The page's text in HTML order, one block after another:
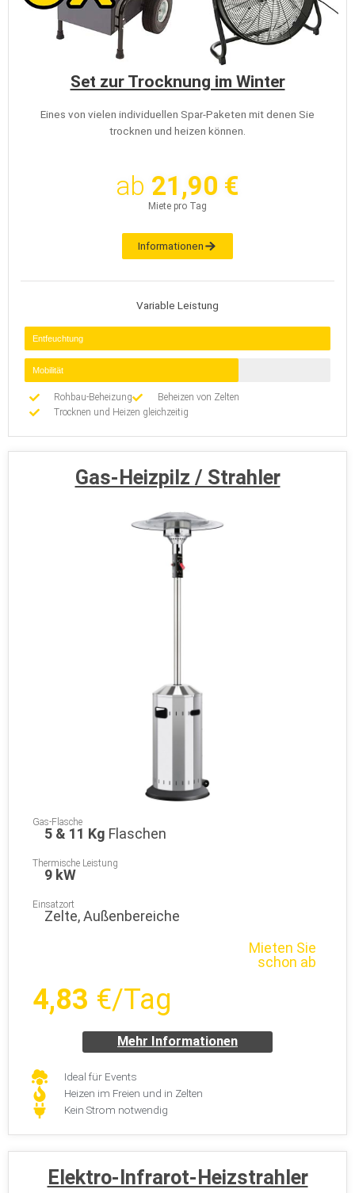
Set zur Trocknung im Winter
Eines von vielen individuellen Spar-Paketen mit denen Sie
trocknen und heizen können.
ab 21,90 €
Miete pro Tag
Informationen
Variable Leistung
Entfeuchtung
Mobilität
Rohbau-Beheizung
Beheizen von Zelten
Trocknen und Heizen gleichzeitig
Gas-Heizpilz / Strahler
Gas-Flasche
5 & 11 Kg Flaschen
Thermische Leistung
9 kW
Einsatzort
Zelte, Außenbereiche
Mieten Sie
schon ab
4,83 €/Tag
Mehr Informationen
Ideal für Events
Heizen im Freien und in Zelten
Kein Strom notwendig
Elektro-Infrarot-Heizstrahler